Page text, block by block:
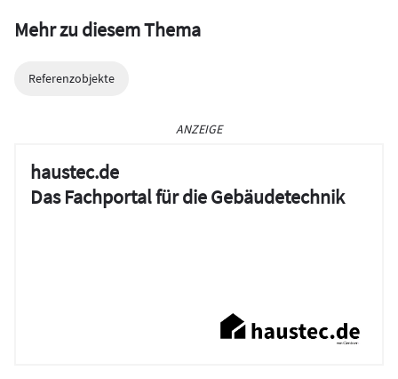
Mehr zu diesem Thema
Referenzobjekte
ANZEIGE
haustec.de
Das Fachportal für die Gebäudetechnik